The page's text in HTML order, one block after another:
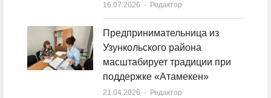
16.07.2026 Author
Редактор
Предпринимательница из
Узункольского района
масштабирует традиции при
поддержке «Атамекен»
21.04.2026 Author
Редактор